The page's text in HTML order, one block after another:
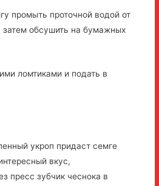
промыть проточной водой от
затем обсушить на бумажных
ломтиками и подать в
укроп придаст семге
вкус,
пресс зубчик чеснока в